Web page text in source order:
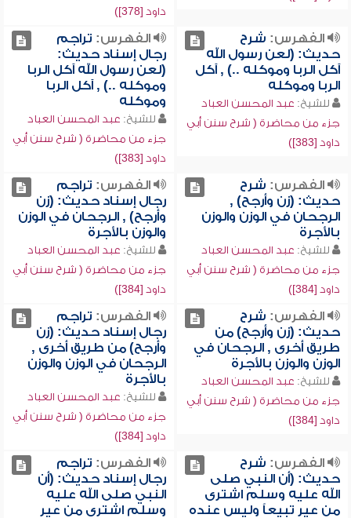
داود [378])
الفهرس: شرح
حديث: (لعن رسول الله
آكل الربا وموكله ..) , آكل
الربا وموكله
للشيخ: عبد المحسن العباد
جزء من محاضرة ( شرح سنن أبي
داود [383])
الفهرس: تراجم
رجال إسناد حديث:
(لعن رسول الله آكل الربا
وموكله ..) , آكل الربا
وموكله
للشيخ: عبد المحسن العباد
جزء من محاضرة ( شرح سنن أبي
داود [383])
الفهرس: شرح
حديث: (زن وأرجح) ,
الرجحان في الوزن والوزن
بالأجرة
للشيخ: عبد المحسن العباد
جزء من محاضرة ( شرح سنن أبي
داود [384])
الفهرس: تراجم
رجال إسناد حديث: (زن
وأرجح) , الرجحان في الوزن
والوزن بالأجرة
للشيخ: عبد المحسن العباد
جزء من محاضرة ( شرح سنن أبي
داود [384])
الفهرس: شرح
حديث: (زن وأرجح) من
طريق أخرى , الرجحان في
الوزن والوزن بالأجرة
للشيخ: عبد المحسن العباد
جزء من محاضرة ( شرح سنن أبي
داود [384])
الفهرس: تراجم
رجال إسناد حديث: (زن
وأرجح) من طريق أخرى ,
الرجحان في الوزن والوزن
بالأجرة
للشيخ: عبد المحسن العباد
جزء من محاضرة ( شرح سنن أبي
داود [384])
الفهرس: شرح
حديث: (أن النبي صلى
الله عليه وسلم اشترى
من عير تبيعاً وليس عنده
الفهرس: تراجم
رجال إسناد حديث: (أن
النبي صلى الله عليه
وسلم اشترى من عير